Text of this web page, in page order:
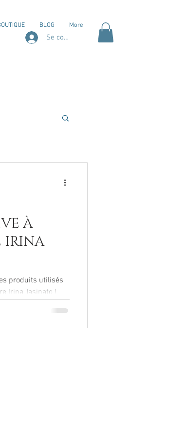
BLOG More
Se connecter
À
IRINA
produits utilisés
Irina Tasinato !